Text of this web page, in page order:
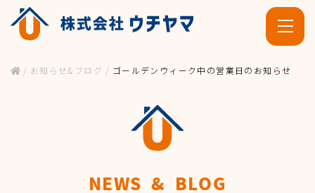
/ お知らせ&ブログ / ゴールデンウィーク中の営業日のお知らせ
NEWS & BLOG